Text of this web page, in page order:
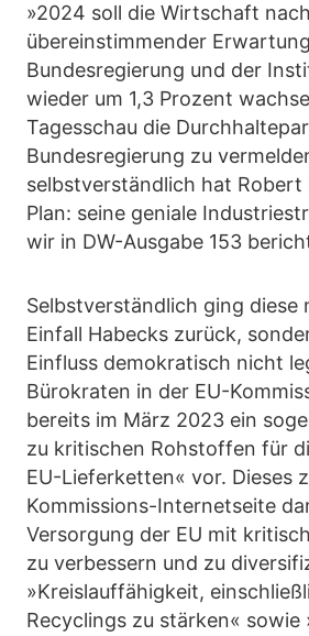
»2024 soll die Wirtschaft nach
übereinstimmender
Bundesregierung und der
wieder um 1,3 Prozent
Tagesschau die
Bundesregierung zu
selbstverständlich hat Robert
Plan: seine geniale
wir in DW-Ausgabe 153
Selbstverständlich ging diese
Einfall Habecks zurück,
Einfluss demokratisch nicht
Bürokraten in der EU-
bereits im März 2023 ein
zu kritischen Rohstoffen für
EU-Lieferketten« vor. Dieses
Kommissions-Internetseite
Versorgung der EU mit
zu verbessern und zu
»Kreislauffähigkeit,
Recyclings zu stärken« sowie